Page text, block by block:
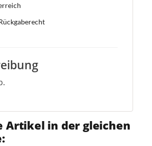
Artikel in der gleichen